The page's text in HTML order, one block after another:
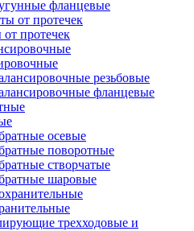
фланцевые
протечек
резьбовые
фланцевые
осевые
поворотные
створчатые
шаровые